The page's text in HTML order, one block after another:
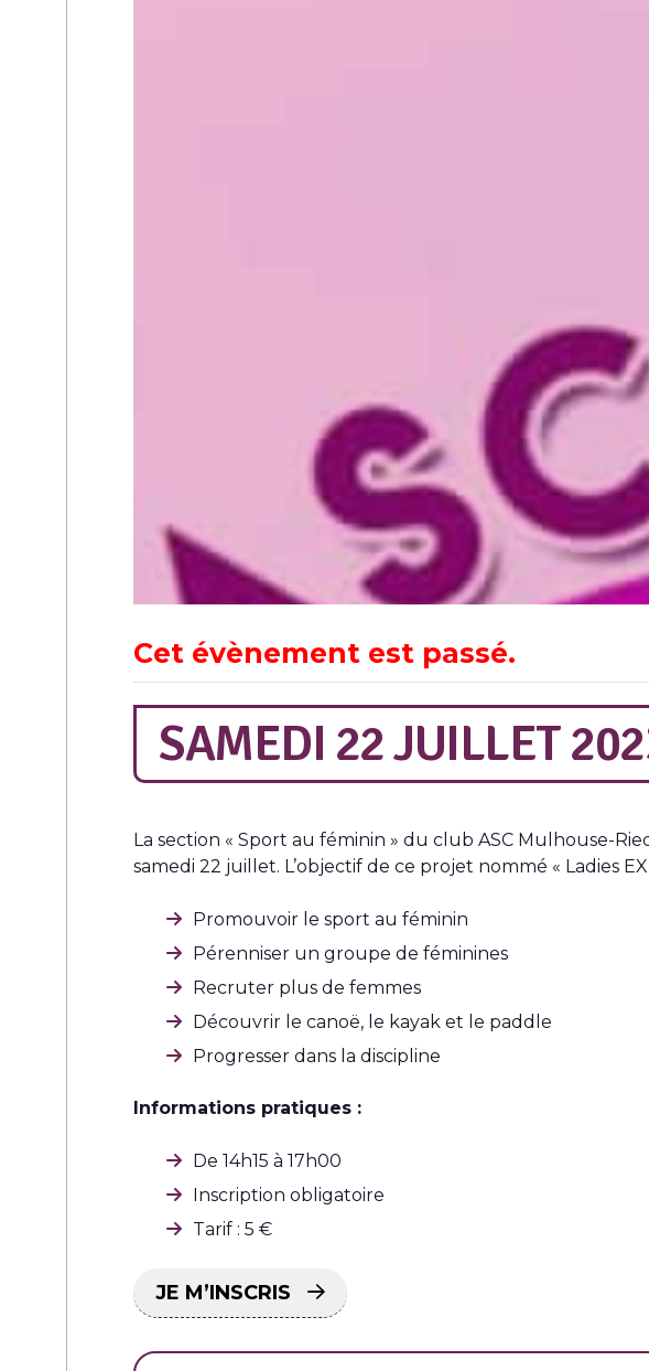
Cet évènement est passé.
SAMEDI 22 JUILLET
La section « Sport au féminin » du club ASC Mulhouse-
samedi 22 juillet. L’objectif de ce projet nommé « Ladies
Promouvoir le sport au féminin
Pérenniser un groupe de féminines
Recruter plus de femmes
Découvrir le canoë, le kayak et le paddle
Progresser dans la discipline
Informations pratiques :
De 14h15 à 17h00
Inscription obligatoire
Tarif : 5 €
JE M’INSCRIS